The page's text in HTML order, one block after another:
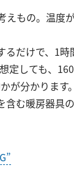
えもの。温度
だけで、1時
しても、
が分かります。
含む暖房器具